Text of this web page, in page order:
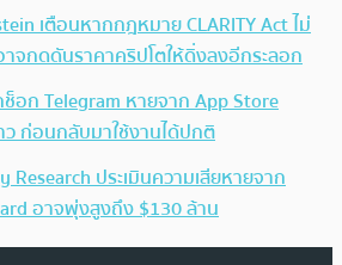
เตือนหากกฎหมาย CLARITY Act ไม่
จกดดันราคาคริปโตให้ดิ่งลงอีกระลอก
ช็อก Telegram หายจาก App Store
ว ก่อนกลับมาใช้งานได้ปกติ
Research ประเมินความเสียหายจาก
อาจพุ่งสูงถึง $130 ล้าน